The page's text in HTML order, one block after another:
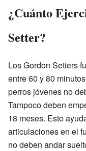
¿Cuánto
Setter?
Los Gordon Setters
entre 60 y 80
perros jóvenes no
Tampoco deben
18 meses. Esto
articulaciones en el
no deben andar